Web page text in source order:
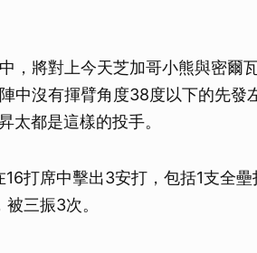
，將對上今天芝加哥小熊與密爾
中沒有揮臂角度38度以下的先發
都是這樣的投手。
打席中擊出3安打，包括1支全
三振3次。